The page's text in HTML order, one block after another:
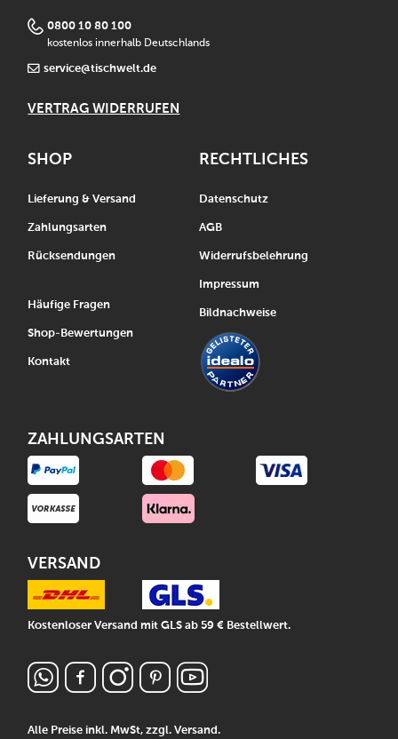
0800 10 80 100
kostenlos innerhalb Deutschlands
service@tischwelt.de
VERTRAG WIDERRUFEN
SHOP
Lieferung & Versand
Zahlungsarten
Rücksendungen
Häufige Fragen
Shop-Bewertungen
Kontakt
Alle Preise inkl. MwSt, zzgl.Versand.
RECHTLICHES
Datenschutz
AGB
Widerrufsbelehrung
Impressum
Bildnachweise
ZAHLUNGSARTEN
VERSAND
Kostenloser Versand mit GLS ab 59 € Bestellwert.